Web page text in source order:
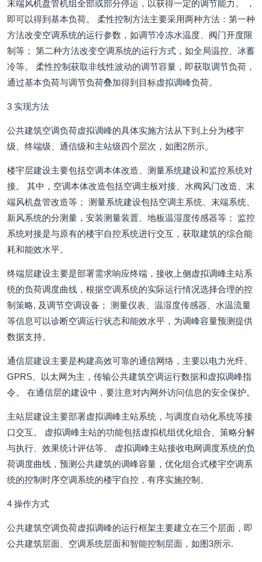
末端风机盘管机组全部或部分停运，以获得一定的调节能力。 ，
即可以得到基本负荷。 柔性控制方法主要采用两种方法：第一种
方法改变空调系统的运行参数，如调节冷冻水温度、阀门开度限
制等； 第二种方法改变空调系统的运行方式，如全局温控、冰蓄
冷等。 柔性控制获取非线性波动的调节容量，即获取调节负荷，
通过基本负荷与调节负荷叠加得到目标虚拟调峰负荷。
3 实现方法
公共建筑空调负荷虚拟调峰的具体实施方法从下到上分为楼宇
级、终端级、通信级和主站级四个层次，如图2所示。
楼宇层建设主要包括空调本体改造、测量系统建设和监控系统对
接。 其中，空调本体改造包括空调主板对接、水阀风门改造、末
端风机盘管改造等； 测量系统建设包括空调主系统、末端系统、
新风系统的分测量，安装测量装置、地板温湿度传感器等； 监控
系统对接是与原有的楼宇自控系统进行交互，获取建筑的综合能
耗和能效水平。
终端层建设主要是部署需求响应终端，接收上侧虚拟调峰主站系
统的负荷调度曲线，根据空调系统的实际运行情况选择合理的控
制策略, 及调节空调设备； 测量仪表、温湿度传感器、水温流量
等信息可以诊断空调运行状态和能效水平，为调峰容量预测提供
数据支持。
通信层建设主要是构建高效可靠的通信网络，主要以电力光纤、
GPRS、以太网为主，传输公共建筑空调运行数据和虚拟调峰指
令。 在通信层的建设中，要注意对内网外访问信息的安全保护。
主站层建设主要部署虚拟调峰主站系统，与调度自动化系统等接
口交互。 虚拟调峰主站的功能包括虚拟机组优化组合、策略分解
与执行、效果统计评估等。 虚拟调峰主站接收电网调度系统的负
荷调度曲线，预测公共建筑的调峰容量，优化组合式楼宇空调系
统的控制时序空调系统的楼宇自控，有序实施控制。
4 操作方式
公共建筑空调负荷虚拟调峰的运行框架主要建立在三个层面，即
公共建筑层面、空调系统层面和智能控制层面，如图3所示.